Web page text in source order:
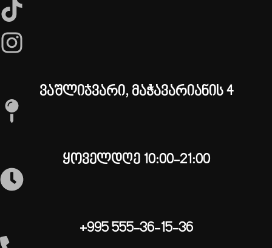
ვაშლიჯვარი, მაჭავარიანის 4
ყოველდღე 10:00-21:00
+995 555-36-15-36